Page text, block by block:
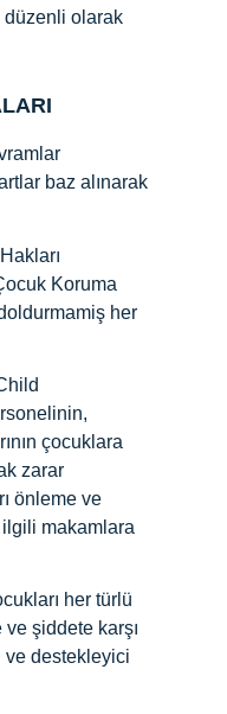
düzenli olarak
baz alınarak
Koruma
her
çocuklara
zarar
önleme ve
makamlara
her türlü
şiddete karşı
ve destekleyici